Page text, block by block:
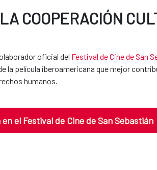
COOPERACIÓN
oficial del Festival de Cine de San
la película iberoamericana que mejor
humanos.
el Festival de Cine de San Sebastián